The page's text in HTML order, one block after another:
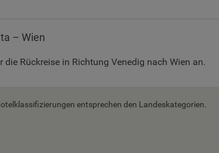
– Wien
Rückreise in Richtung Venedig nach Wien an.
entsprechen den Landeskategorien.